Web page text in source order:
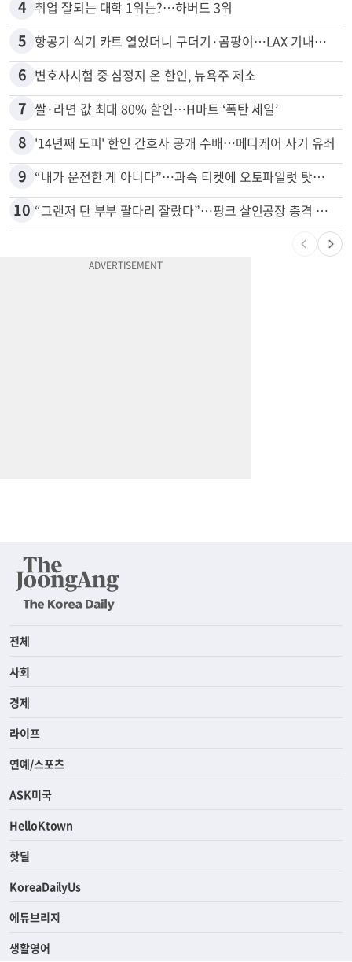
3 김원석 투자 사기 논란 고발 영상 파장
4 취업 잘되는 대학 1위는?…하버드 3위
5
6 변호사시험 중 심정지 온 한인, 뉴욕주 제소
7 쌀·라면 값 최대 80% 할인…H마트 ‘폭탄 세일’
8 '14년째 도피' 한인 간호사 공개 수배…메디케어 사기 유죄
9 “내가 운전한 게 아니다”…과속 티켓에 오토파일럿 탓한 운전자
“그랜저 탄 부부 팔다리 잘랐다”…핑크 살인공장 충격 실체
전체
사회
경제
라이프
연예/스포츠
ASK미국
HelloKtown
핫딜
KoreaDailyUs
에듀브리지